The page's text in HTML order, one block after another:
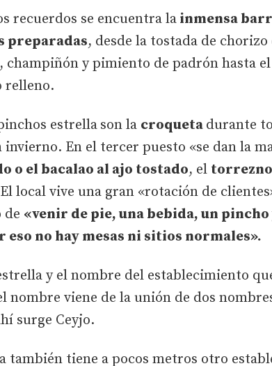
recuerdos se encuentra la inmensa
preparadas, desde la tostada de
champiñón y pimiento de padrón hasta
relleno.
estrellason la croqueta durante
invierno. En el tercer puesto «se dan la
o el bacalao al ajo tostado, el
local vive una gran «rotación de
de «venir de pie, una bebida, un
eso no hay mesas ni sitios normales».
y el nombre del establecimiento
nombre viene de la unión de dos
surge Ceyjo.
también tiene a pocos metros otro